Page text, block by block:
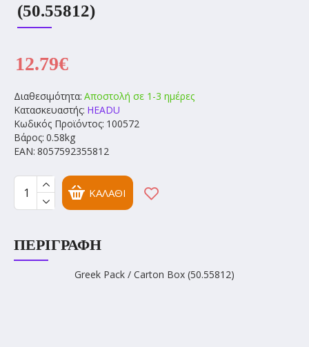
(50.55812)
Διαθεσιμότητα: Αποστολή σε 1-3 ημέρες
Κατασκευαστής: HEADU
Κωδικός Προϊόντος: 100572
Βάρος: 0.58kg
EAN: 8057592355812
12.79€
ΚΑΛΆΘΙ
ΠΕΡΙΓΡΑΦΉ
Greek Pack / Carton Box (50.55812)